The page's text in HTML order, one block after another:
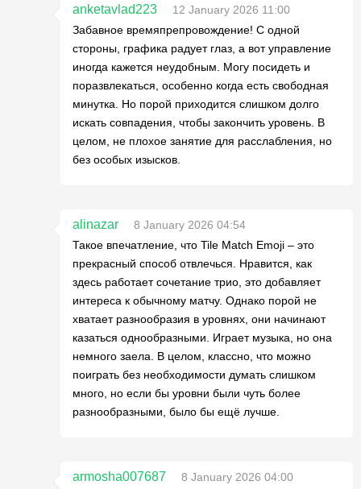
anketavlad223
12 January 2026 11:00
Забавное времяпрепровождение! С одной
стороны, графика радует глаз, а вот управление
иногда кажется неудобным. Могу посидеть и
поразвлекаться, особенно когда есть свободная
минутка. Но порой приходится слишком долго
искать совпадения, чтобы закончить уровень. В
целом, не плохое занятие для расслабления, но
без особых изысков.
alinazar
8 January 2026 04:54
Такое впечатление, что Tile Match Emoji – это
прекрасный способ отвлечься. Нравится, как
здесь работает сочетание трио, это добавляет
интереса к обычному матчу. Однако порой не
хватает разнообразия в уровнях, они начинают
казаться однообразными. Играет музыка, но она
немного заела. В целом, классно, что можно
поиграть без необходимости думать слишком
много, но если бы уровни были чуть более
разнообразными, было бы ещё лучше.
armosha007687
8 January 2026 04:00